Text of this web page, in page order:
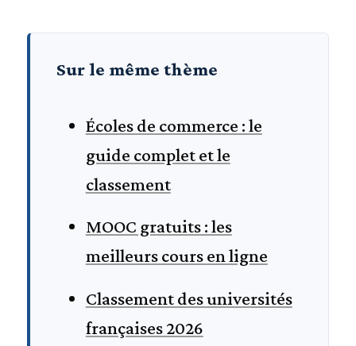
Sur le même thème
Écoles de commerce : le
guide complet et le
classement
MOOC gratuits : les
meilleurs cours en ligne
Classement des universités
françaises 2026